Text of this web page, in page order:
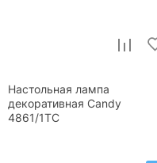
Настольная лампа
декоративная Candy
4861/1TC